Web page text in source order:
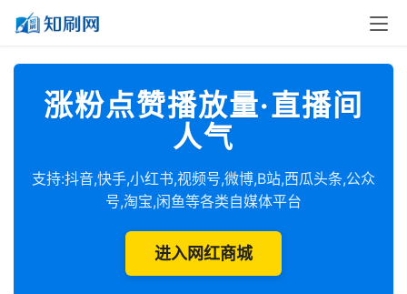
涨粉点赞播放量·直播间
人气
支持:抖音,快手,小红书,视频号,微博,B站,西瓜头条,公众
号,淘宝,闲鱼等各类自媒体平台
进入网红商城